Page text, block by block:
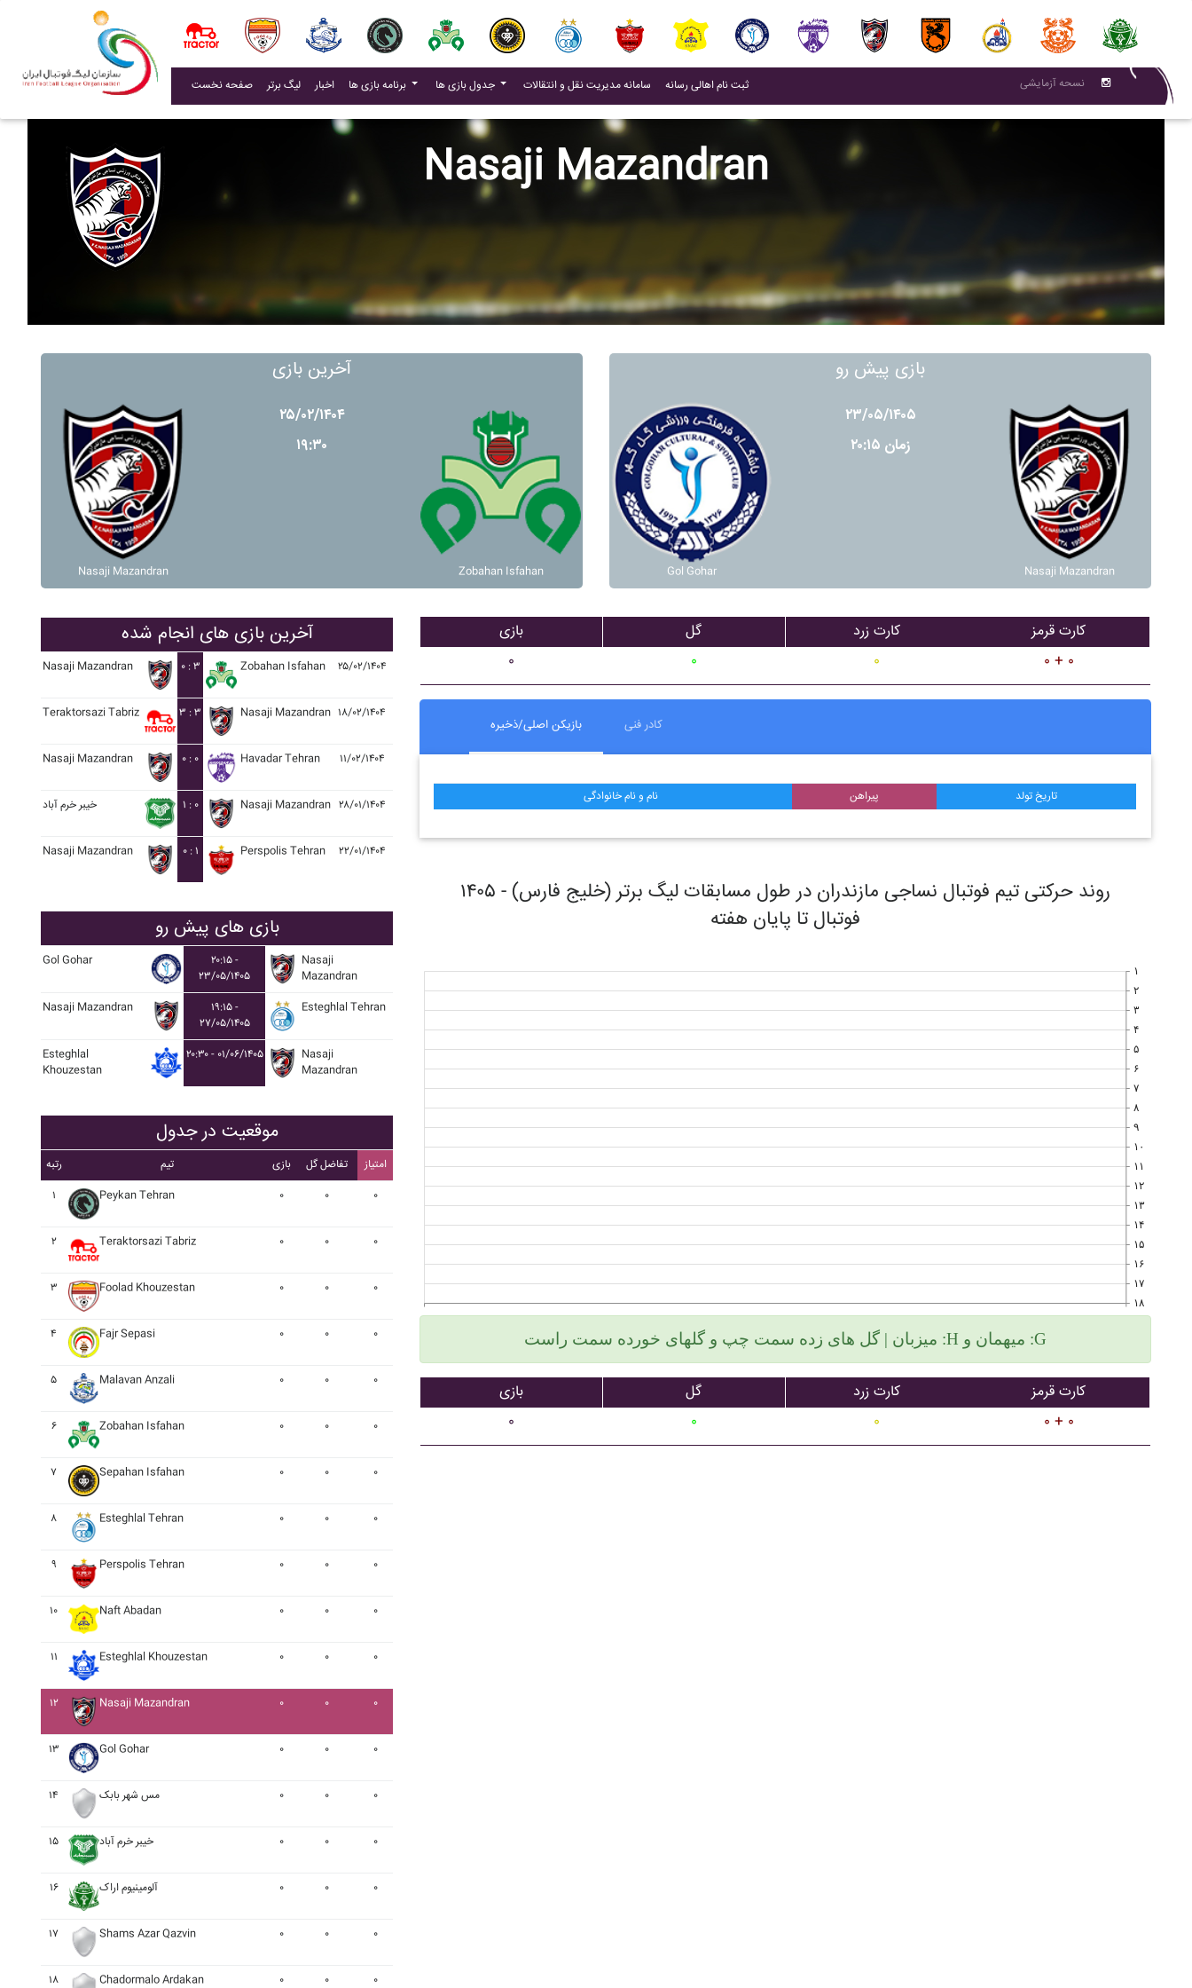
صفحه نخست لیگ برتر اخبار(current) برنامه بازی ها جدول بازی ها سامانه مدیریت نقل و انتقالات (current)
ثبت نام اهالی رسانه(current) نسحه آزمایشی
Nasaji Mazandran
آخرین بازی
Nasaji Mazandran
۲۵/۰۲/۱۴۰۴
۱۹:۳۰
Zobahan Isfahan
بازی پیش رو
Gol Gohar
۲۳/۰۵/۱۴۰۵
زمان ۲۰:۱۵
Nasaji Mazandran
آخرین بازی های انجام شده
Nasaji Mazandran ۰ : ۳ Zobahan Isfahan ۲۵/۰۲/۱۴۰۴
Teraktorsazi Tabriz ۳ : ۳ Nasaji Mazandran ۱۸/۰۲/۱۴۰۴
Nasaji Mazandran ۰ : ۰ Havadar Tehran ۱۱/۰۲/۱۴۰۴
خيبر خرم آباد ۱ : ۰ Nasaji Mazandran ۲۸/۰۱/۱۴۰۴
Nasaji Mazandran ۰ : ۱ Perspolis Tehran ۲۲/۰۱/۱۴۰۴
بازی های پیش رو
Gol Gohar
۲۰:۱۵ -
۲۳/۰۵/۱۴۰۵
Nasaji
Mazandran
Nasaji Mazandran
۱۹:۱۵ -
۲۷/۰۵/۱۴۰۵
Esteghlal Tehran
Esteghlal
Khouzestan
۲۰:۳۰ - ۰۱/۰۶/۱۴۰۵
Nasaji
Mazandran
موقعیت در جدول
رتبه تیم بازی تفاضل گل
امتیاز
۱
Peykan Tehran ۰ ۰ ۰
۲ Teraktorsazi Tabriz ۰ ۰ ۰
۳ Foolad Khouzestan ۰ ۰ ۰
۴ Fajr Sepasi ۰ ۰ ۰
۵ Malavan Anzali ۰ ۰ ۰
۶ Zobahan Isfahan ۰ ۰ ۰
۷ Sepahan Isfahan ۰ ۰ ۰
۸ Esteghlal Tehran ۰ ۰ ۰
۹ Perspolis Tehran ۰ ۰ ۰
۱۰ Naft Abadan ۰ ۰ ۰
۱۱ Esteghlal Khouzestan ۰ ۰ ۰
۱۲ Nasaji Mazandran ۰ ۰ ۰
۱۳ Gol Gohar ۰ ۰ ۰
۱۴ مس شهر بابک ۰ ۰ ۰
۱۵ خيبر خرم آباد ۰ ۰ ۰
۱۶ آلومينيوم اراک ۰ ۰ ۰
۱۷ Shams Azar Qazvin ۰ ۰ ۰
۱۸ Chadormalo Ardakan ۰ ۰ ۰
بازی
۰
گل
۰
کارت زرد
۰
کارت قرمز
۰ + ۰
بازیکن اصلی/ذخیره کادر فنی
نام و نام خانوادگی پیراهن تاریخ تولد
روند حرکتی تیم فوتبال نساجی مازندران در طول مسابقات ليگ برتر (خليج فارس) - ۱۴۰۵
فوتبال تا پایان هفته
۱
۲
۳
۴
۵
۶
۷
۸
۹
۱۰
۱۱
۱۲
۱۳
۱۴
۱۵
۱۶
۱۷
۱۸
میزبان | گل های زده سمت چپ و گلهای خورده سمت راست :H میهمان و :G
بازی
۰
گل
۰
کارت زرد
۰
کارت قرمز
۰ + ۰